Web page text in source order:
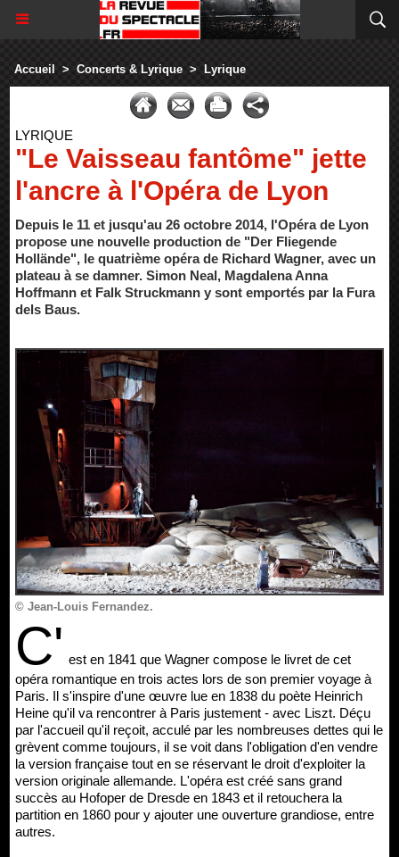
Accueil > Concerts & Lyrique > Lyrique
LYRIQUE
"Le Vaisseau fantôme" jette
l'ancre à l'Opéra de Lyon
Depuis le 11 et jusqu'au 26 octobre 2014, l'Opéra de Lyon
propose une nouvelle production de "Der Fliegende
Hollände", le quatrième opéra de Richard Wagner, avec un
plateau à se damner. Simon Neal, Magdalena Anna
Hoffmann et Falk Struckmann y sont emportés par la Fura
dels Baus.
© Jean-Louis Fernandez.
C' est en 1841 que Wagner compose le livret de cet
opéra romantique en trois actes lors de son premier voyage à
Paris. Il s'inspire d'une œuvre lue en 1838 du poète Heinrich
Heine qu'il va rencontrer à Paris justement - avec Liszt. Déçu
par l'accueil qu'il reçoit, acculé par les nombreuses dettes qui le
grèvent comme toujours, il se voit dans l'obligation d'en vendre
la version française tout en se réservant le droit d'exploiter la
version originale allemande. L'opéra est créé sans grand
succès au Hofoper de Dresde en 1843 et il retouchera la
partition en 1860 pour y ajouter une ouverture grandiose, entre
autres.